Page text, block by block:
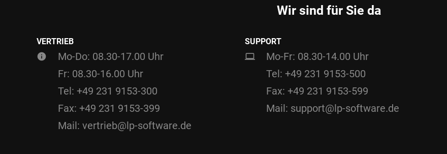
Wir sind für Sie da
VERTRIEB
Mo-Do: 08.30-17.00 Uhr
Fr: 08.30-16.00 Uhr
Tel: +49 231 9153-300
Fax: +49 231 9153-399
Mail: vertrieb@lp-software.de
SUPPORT
Mo-Fr: 08.30-14.00 Uhr
Tel: +49 231 9153-500
Fax: +49 231 9153-599
Mail: support@lp-software.de